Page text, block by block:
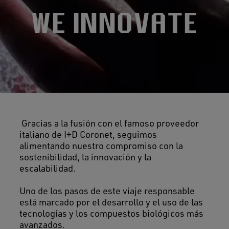
WE INNOVATE
Gracias a la fusión con el famoso proveedor
italiano de I+D Coronet, seguimos
alimentando nuestro compromiso con la
sostenibilidad, la innovación y la
escalabilidad.
Uno de los pasos de este viaje responsable
está marcado por el desarrollo y el uso de las
tecnologías y los compuestos biológicos más
avanzados.